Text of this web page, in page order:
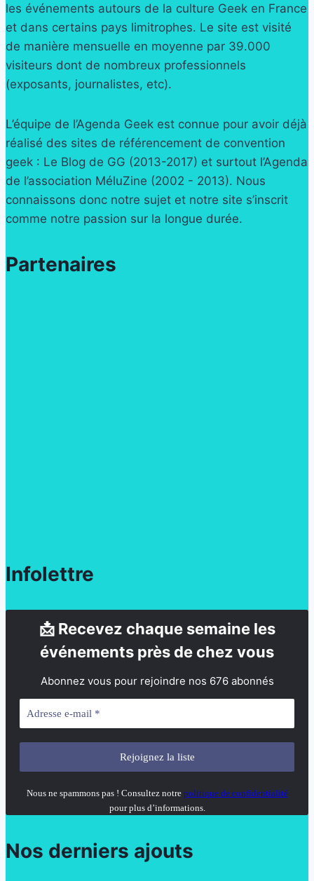
les événements autours de la culture Geek en France
et dans certains pays limitrophes. Le site est visité
de manière mensuelle en moyenne par 39.000
visiteurs dont de nombreux professionnels
(exposants, journalistes, etc).
L’équipe de l’Agenda Geek est connue pour avoir déjà
réalisé des sites de référencement de convention
geek : Le Blog de GG (2013-2017) et surtout l’Agenda
de l’association MéluZine (2002 - 2013). Nous
connaissons donc notre sujet et notre site s’inscrit
comme notre passion sur la longue durée.
Partenaires
Infolettre
📩 Recevez chaque semaine les
événements près de chez vous
Abonnez vous pour rejoindre nos 676 abonnés
Nous ne spammons pas ! Consultez notre politique de confidentialité
pour plus d’informations.
Nos derniers ajouts